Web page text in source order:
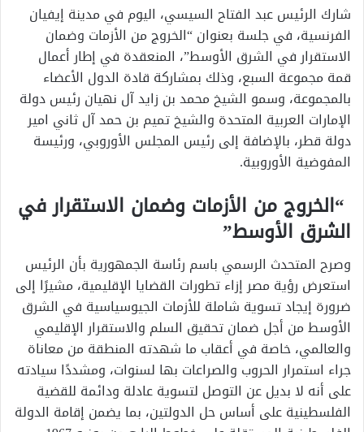
شارك الرئيس عبد الفتاح السيسي، اليوم في مدينة إيفيان
الفرنسية، في جلسة بعنوان “الخروج من الأزمات وضمان
الاستقرار في الشرق الأوسط”، المنعقدة في إطار أعمال
قمة مجموعة السبع، وذلك بمشاركة قادة الدول الأعضاء
بالمجموعة، وسمو الشيخ محمد بن زايد آل نهيان رئيس دولة
الإمارات العربية المتحدة والشيخ تميم بن حمد آل ثاني امير
دولة قطر، بالإضافة إلى رئيس المجلس الأوروبي، ورئيسة
المفوضية الأوروبية.
“الخروج من الأزمات وضمان الاستقرار في
الشرق الأوسط”
وصرح المتحدث الرسمي باسم رئاسة الجمهورية بأن الرئيس
استعرض رؤية مصر إزاء تطورات القضايا الإقليمية، مشيرًا إلى
ضرورة إيجاد تسوية شاملة للأزمات الجيوسياسية في الشرق
الأوسط من أجل ضمان تحقيق السلم والاستقرار الإقليمي
والعالمي، خاصة في أعقاب ما شهدته المنطقة من معاناة
جراء استمرار الحروب والصراعات بها لسنوات، ومشددًا سيادته
على أنه لا بديل عن التوصل لتسوية عادلة ودائمة للقضية
الفلسطينية على أساس حل الدولتين، بما يضمن إقامة الدولة